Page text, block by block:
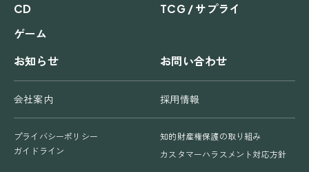
CD
TCG / サプライ
ゲーム
お知らせ
お問い合わせ
会社案内 採用情報
プライバシーポリシー
知的財産権保護の取り組み
ガイドライン
カスタマーハラスメント対応方針